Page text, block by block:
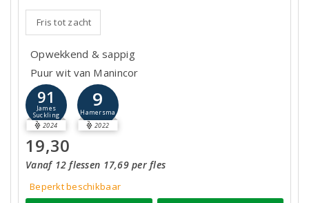
Fris tot zacht
Opwekkend & sappig
Puur wit van Manincor
91
James
Suckling
2024
9
Hamersma
2022
19,30
Vanaf 12 flessen 17,69 per fles
Beperkt beschikbaar